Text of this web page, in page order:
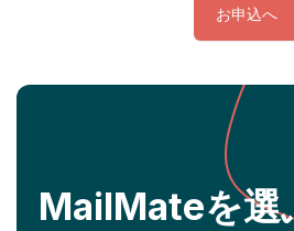
お申込へ
MailMateを選